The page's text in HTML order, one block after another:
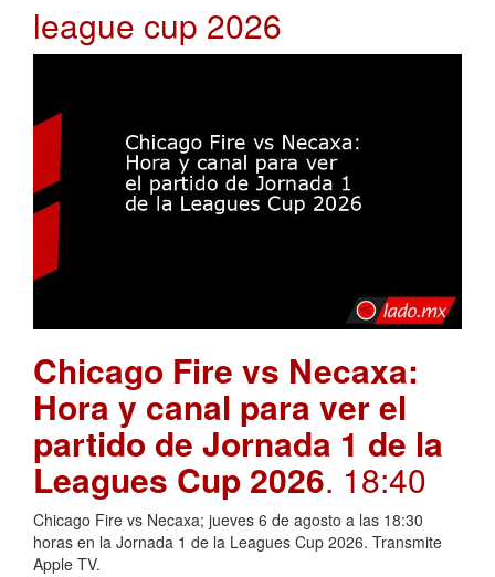
league cup 2026
Chicago Fire vs Necaxa:
Hora y canal para ver el
partido de Jornada 1 de la
Leagues Cup 2026. 18:40
Chicago Fire vs Necaxa; jueves 6 de agosto a las 18:30
horas en la Jornada 1 de la Leagues Cup 2026. Transmite
Apple TV.